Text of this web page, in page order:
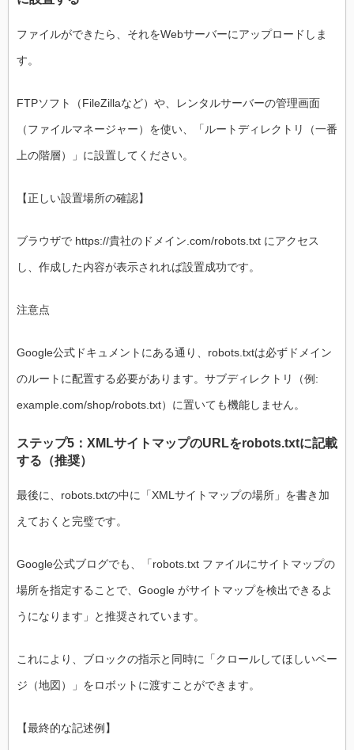
ファイルができたら、それをWebサーバーにアップロードしま
す。
FTPソフト（FileZillaなど）や、レンタルサーバーの管理画面
（ファイルマネージャー）を使い、「ルートディレクトリ（一番
上の階層）」に設置してください。
【正しい設置場所の確認】
ブラウザで https://貴社のドメイン.com/robots.txt にアクセス
し、作成した内容が表示されれば設置成功です。
注意点
Google公式ドキュメントにある通り、robots.txtは必ずドメイン
のルートに配置する必要があります。サブディレクトリ（例:
example.com/shop/robots.txt）に置いても機能しません。
ステップ5：XMLサイトマップのURLをrobots.txtに記載
する（推奨）
最後に、robots.txtの中に「XMLサイトマップの場所」を書き加
えておくと完璧です。
Google公式ブログでも、「robots.txt ファイルにサイトマップの
場所を指定することで、Google がサイトマップを検出できるよ
うになります」と推奨されています。
これにより、ブロックの指示と同時に「クロールしてほしいペー
ジ（地図）」をロボットに渡すことができます。
【最終的な記述例】